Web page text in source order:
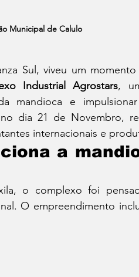
Municipal de Calulo
Sul, viveu um
Industrial Agrostars,
mandioca e
dia 21 de Novembro,
internacionais e
a
o complexo foi
O empreendimento